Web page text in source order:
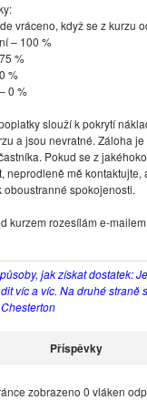
vráceno, když se z kurzu
– 100 %
%
%
0 %
slouží k pokrytí
a jsou nevratné. Záloha
Pokud se z
neprodleně mě kontaktujte,
oboustranné spokojenosti.
kurzem rozesílám e-
jak získat dostatek:
víc a víc. Na druhé straně
Příspěvky
zobrazeno 0 vláken